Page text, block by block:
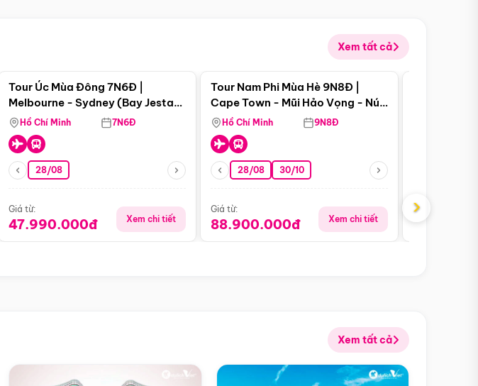
Xem tất cả
Tour Úc Mùa Đông 7N6Đ |
Melbourne - Sydney (Bay Jestar
Airways)
Hồ Chí Minh 7N6Đ
28/08
Giá từ:
47.990.000đ Xem chi tiết
Điểm nổi bật
Tour Nam Phi Mùa Hè 9N8Đ |
Cape Town - Mũi Hảo Vọng - Núi
Bàn - Johannesburg - Pretoria -
Safari - Lodge
Hồ Chí Minh 9N8Đ
28/08 30/10
Giá từ:
88.900.000đ Xem chi tiết
Giá từ:
›
Xem tất cả